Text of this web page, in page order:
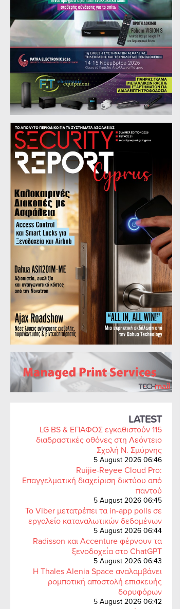
LATEST
LG BS & ΕΠΑΦΟΣ εγκαθιστούν 115
διαδραστικές οθόνες στη Λεόντειο
Σχολή Ν. Σμύρνης
5 August 2026 06:46
Ruijie-Reyee Cloud Pro:
Επαγγελματική διαχείριση δικτύου από
παντού
5 August 2026 06:45
Το Viber μετατρέπει τα in-app polls σε
εργαλείο καταναλωτικών δεδομένων
5 August 2026 06:44
Radisson και Accenture φέρνουν τα
ξενοδοχεία στο ChatGPT
5 August 2026 06:43
Η Thales Alenia Space αναλαμβάνει
ρομποτική αποστολή επισκευής
δορυφόρων
5 August 2026 06:42